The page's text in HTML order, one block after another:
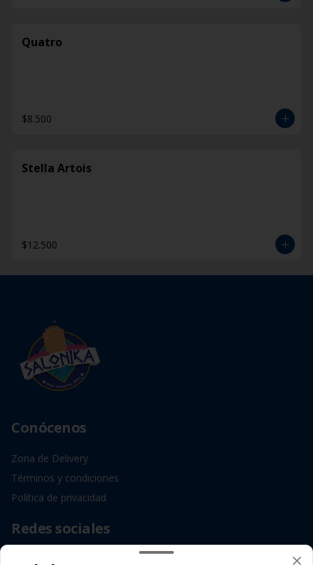
Quatro
$8.500
Stella Artois
$12.500
Conócenos
Zona de Delivery
Términos y condiciones
Política de privacidad
Redes sociales